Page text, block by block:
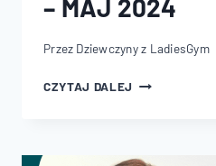
– MAJ 2024
Przez Dziewczyny z LadiesGym
CZYTAJ DALEJ KLUBOWICZKA
MAJ